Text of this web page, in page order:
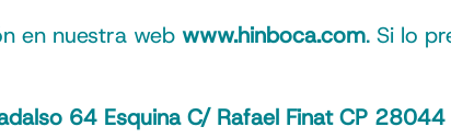
en nuestra web www.hinboca.com. Si lo
64 Esquina C/ Rafael Finat CP 28044